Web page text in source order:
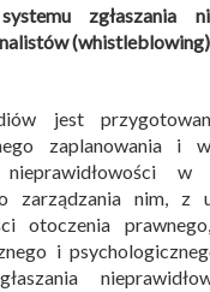
zgłaszania
(whistleblowing)
jest
zaplanowania i
nieprawidłowości
zarządzania nim, z
otoczenia
i